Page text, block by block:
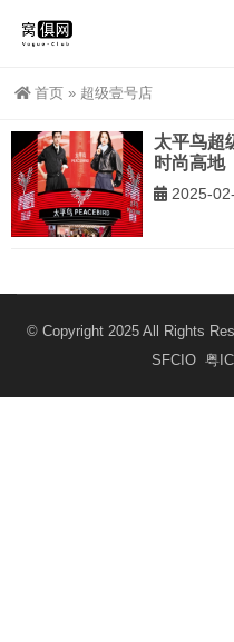
首页 » 超级壹号店
太平鸟超
时尚高地
2025-
© Copyright 2025 All Rights
SFCIO 粤